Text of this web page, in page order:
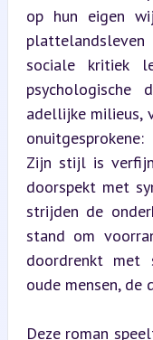
op hun eigen
plattelandsleven
sociale kritiek
adellijke milieus,
onuitgesprokene:
Zijn stijl is
doorspekt met
strijden de
stand om
doordrenkt met
oude mensen, de
Deze roman